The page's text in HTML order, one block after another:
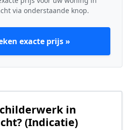
via onderstaande knop.
exacte prijs »
in
(Indicatie)